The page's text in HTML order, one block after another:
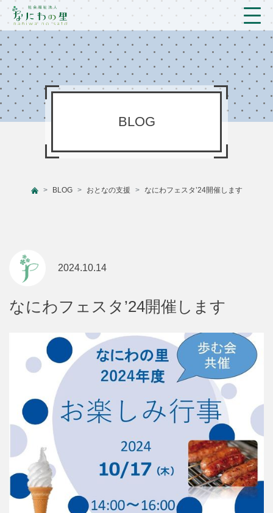
トップ
法人概要/アクセス
こども/相談支援
新着情報
BLOG
BLOG おとなの支援 なにわフェスタ’24開催します
2024.10.14
なにわフェスタ’24開催します